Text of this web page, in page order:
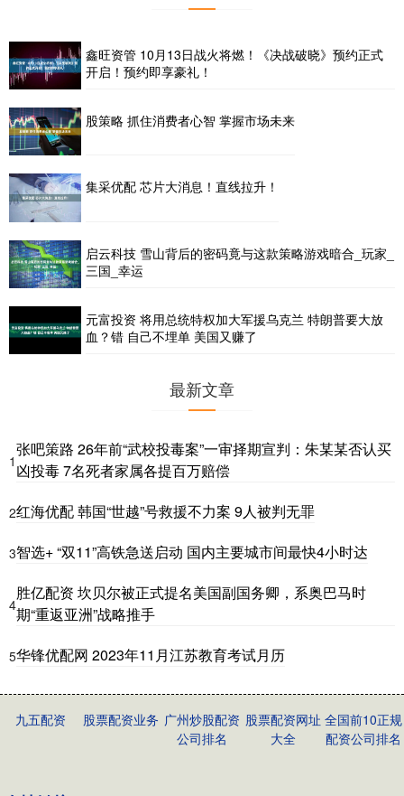
鑫旺资管 10月13日战火将燃！《决战破晓》预约正式
开启！预约即享豪礼！
股策略 抓住消费者心智 掌握市场未来
集采优配 芯片大消息！直线拉升！
启云科技 雪山背后的密码竟与这款策略游戏暗合_玩家_
三国_幸运
元富投资 将用总统特权加大军援乌克兰 特朗普要大放
血？错 自己不埋单 美国又赚了
最新文章
1
张吧策路 26年前“武校投毒案”一审择期宣判：朱某某否认买
凶投毒 7名死者家属各提百万赔偿
2红海优配 韩国“世越”号救援不力案 9人被判无罪
3智选+ “双11”高铁急送启动 国内主要城市间最快4小时达
4
胜亿配资 坎贝尔被正式提名美国副国务卿，系奥巴马时
期“重返亚洲”战略推手
5华锋优配网 2023年11月江苏教育考试月历
九五配资 股票配资业务 广州炒股配资
公司排名
股票配资网址
大全
全国前10正规
配资公司排名